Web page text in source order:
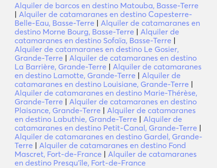
Alquiler de barcos en destino Matouba, Basse-Terre
| Alquiler de catamaranes en destino Capesterre-
Belle-Eau, Basse-Terre | Alquiler de catamaranes en
destino Morne Bourg, Basse-Terre | Alquiler de
catamaranes en destino Sofaïa, Basse-Terre |
Alquiler de catamaranes en destino Le Gosier,
Grande-Terre | Alquiler de catamaranes en destino
La Barrière, Grande-Terre | Alquiler de catamaranes
en destino Lamotte, Grande-Terre | Alquiler de
catamaranes en destino Louisiane, Grande-Terre |
Alquiler de catamaranes en destino Marie-Thérèse,
Grande-Terre | Alquiler de catamaranes en destino
Plaisance, Grande-Terre | Alquiler de catamaranes
en destino Labuthie, Grande-Terre | Alquiler de
catamaranes en destino Petit-Canal, Grande-Terre |
Alquiler de catamaranes en destino Gardel, Grande-
Terre | Alquiler de catamaranes en destino Fond
Mascret, Fort-de-France | Alquiler de catamaranes
en destino Presquʼîle, Fort-de-France